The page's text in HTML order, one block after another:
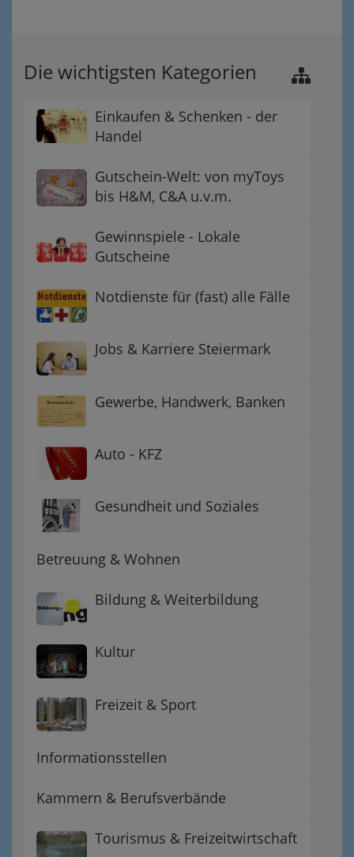
Die wichtigsten Kategorien
Einkaufen & Schenken - der
Handel
Gutschein-Welt: von myToys
bis H&M, C&A u.v.m.
Gewinnspiele - Lokale
Gutscheine
Notdienste für (fast) alle Fälle
Jobs & Karriere Steiermark
Gewerbe, Handwerk, Banken
Auto - KFZ
Gesundheit und Soziales
Betreuung & Wohnen
Bildung & Weiterbildung
Kultur
Freizeit & Sport
Informationsstellen
Kammern & Berufsverbände
Tourismus & Freizeitwirtschaft